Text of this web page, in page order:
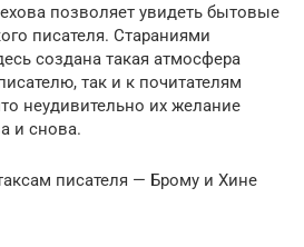
позволяет увидеть бытовые
писателя. Стараниями
создана такая атмосфера
так и к почитателям
неудивительно их желание
и снова.
писателя — Брому и Хине